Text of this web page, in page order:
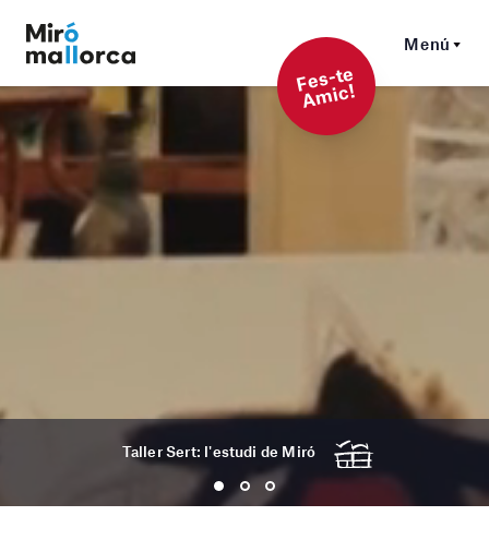
Menú
F
es-t
e
A
mi
c!
Taller Sert: l'estudi de Miró
1 2 3